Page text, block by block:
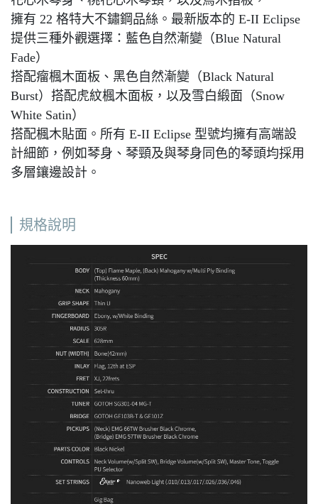
擁有 22 格特大不鏽鋼品絲。最新版本的 E-II Eclipse
提供三種外觀選擇：藍色自然漸變（Blue Natural
Fade）
搭配瘤楓木面板、黑色自然漸變（Black Natural
Burst）搭配虎紋楓木面板，以及雪白緞面（Snow
White Satin）
搭配楓木貼面。所有 E-II Eclipse 型號均擁有高端設
計細節，例如琴身、琴頸及與琴身同色的琴頭均採用
多層鑲邊設計。
規格說明